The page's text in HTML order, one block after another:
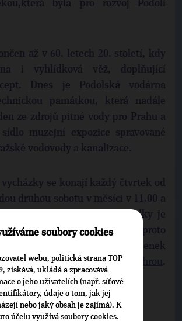
byla pro rozvoj Podolí
až v 60. letech 20. století, kdy
i vyhlídková věž, doplňující
Dnes je Podolská vodárna
památkou, která nadále
ze zdrojů pitné vody pro Prahu a
muzejní expozice spravované
vodovody a kanalizace.
vycházky se konají každý čtvrtek od
druhou sobotu v měsíci v 11.00 a
činí 100 Kč, délka prohlídky je
hodina. Kapacita je omezená, proto
rezervace a úhrada vstupenek
stránekwww.pvk.cz/voda-hrou .
soubory cookies
webu, politická strana TOP
získává, ukládá a zpracovává
o jeho uživatelích (např. síťové
údaje o tom, jak jej
nebo jaký obsah je zajímá). K
účelu využívá soubory cookies.